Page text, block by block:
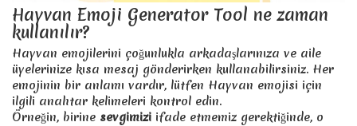
🦋 böcek , güzel , kelebek - Emoji
🐛 hata , böcek - Emoji
🐜 karınca , böcek - Emoji
🐝 bal arısı , böcek , arı - Emoji
🐞
böcek , uğur böceği , uğur böceği , uğur böceği , böcek -
Hayvan Emoji Generator Tool ne zaman
kullanılır?
Hayvan emojilerini çoğunlukla arkadaşlarınıza ve aile
üyelerinize kısa mesaj gönderirken kullanabilirsiniz. Her
emojinin bir anlamı vardır, lütfen Hayvan emojisi için
ilgili anahtar kelimeleri kontrol edin.
Örneğin, birine sevgimizi ifade etmemiz gerektiğinde, o